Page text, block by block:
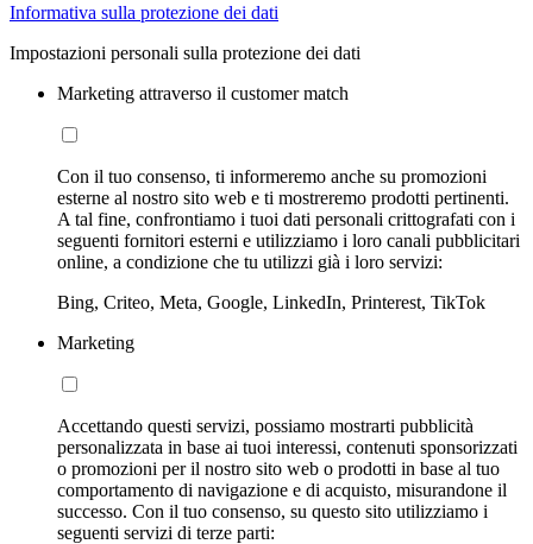
Informativa sulla protezione dei dati
Impostazioni personali sulla protezione dei dati
Marketing attraverso il customer match
Con il tuo consenso, ti informeremo anche su promozioni
esterne al nostro sito web e ti mostreremo prodotti pertinenti.
A tal fine, confrontiamo i tuoi dati personali crittografati con i
seguenti fornitori esterni e utilizziamo i loro canali pubblicitari
online, a condizione che tu utilizzi già i loro servizi:
Bing, Criteo, Meta, Google, LinkedIn, Printerest, TikTok
Marketing
Accettando questi servizi, possiamo mostrarti pubblicità
personalizzata in base ai tuoi interessi, contenuti sponsorizzati
o promozioni per il nostro sito web o prodotti in base al tuo
comportamento di navigazione e di acquisto, misurandone il
successo. Con il tuo consenso, su questo sito utilizziamo i
seguenti servizi di terze parti: